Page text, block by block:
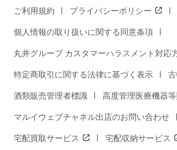
ご利用規約 プライバシーポリシー
個人情報の取り扱いに関する同意条項
丸井グループ カスタマーハラスメント対応
特定商取引に関する法律に基づく表示
酒類販売管理者標識 高度管理医療機器
マルイウェブチャネル出店のお問い合わせ
宅配買取サービス 宅配収納サービス